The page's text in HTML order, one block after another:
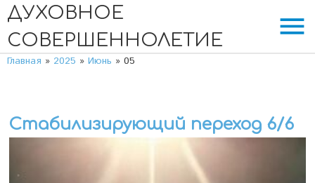
ДУХОВНОЕ
СОВЕРШЕННОЛЕТИЕ
menu
Главная » 2025 » Июнь » 05
Стабилизирующий переход 6/6